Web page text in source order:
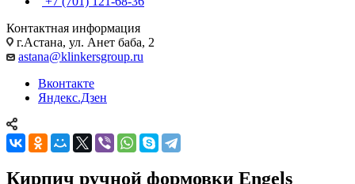
Контактная информация
г.Астана, ул. Анет баба, 2
astana@klinkersgroup.ru
Вконтакте
Яндекс.Дзен
Кирпич ручной формовки Engels